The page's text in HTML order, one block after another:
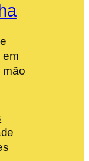
em
mão